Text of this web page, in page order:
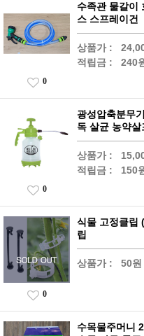
수족관 물갈이
스 스프레이건
상품가 :
적립금 : 240
0
광성압축분무
독 살균 농약살
상품가 :
적립금 : 150
0
식물 고정클립
립
상품가 : 50원
0
수목물주머니